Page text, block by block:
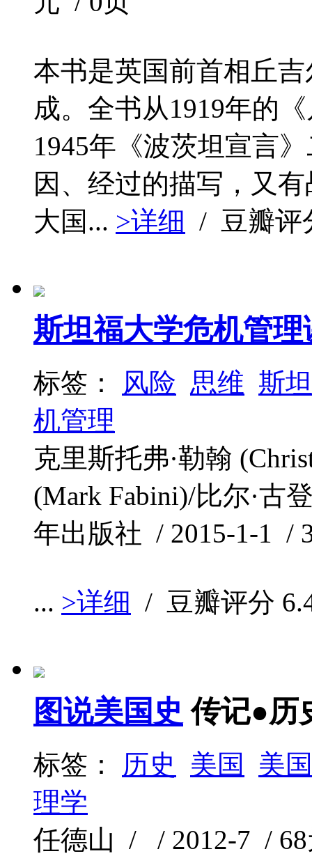
本书是英国前首相丘
成。全书从1919年的
1945年《波茨坦宣言
因、经过的描写，又
大国... >详细 / 豆瓣
斯坦福大学危机管理
标签： 风险 思维 斯
机管理
克里斯托弗·勒翰
(Mark Fabini)/比尔·古
年出版社 / 2015-1-1 /
... >详细 / 豆瓣评分
图说美国史 传记●历
标签： 历史 美国
美
理学
任德山 / / 2012-7 / 68